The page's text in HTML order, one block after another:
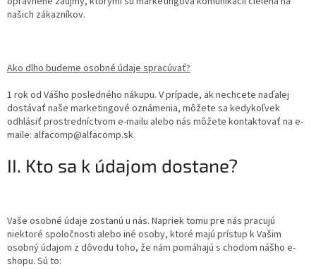
našich zákazníkov.
Ako dlho budeme osobné údaje spracúvať?
1 rok od Vášho posledného nákupu. V prípade, ak nechcete naďalej
dostávať naše marketingové oznámenia, môžete sa kedykoľvek
odhlásiť prostredníctvom e-mailu alebo nás môžete kontaktovať na e-
maile: alfacomp@alfacomp.sk
II. Kto sa k údajom dostane?
Vaše osobné údaje zostanú u nás. Napriek tomu pre nás pracujú
niektoré spoločnosti alebo iné osoby, ktoré majú prístup k Vašim
osobný údajom z dôvodu toho, že nám pomáhajú s chodom nášho e-
shopu. Sú to: